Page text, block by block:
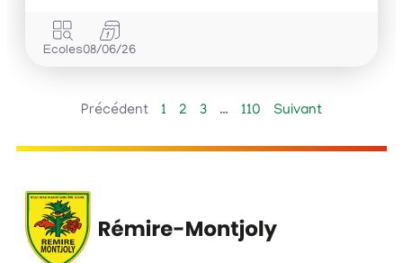
Ecoles08/06/26
Précédent 1 2 3 … 110 Suivant